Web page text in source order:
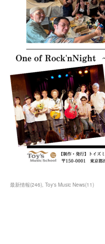
最新情報(246) Toy's Music News(11)